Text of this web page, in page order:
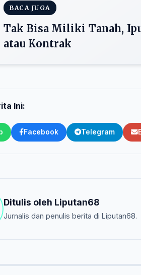
BACA JUGA
Tak Bisa Miliki Tanah,
atau Kontrak
Ini:
Facebook Telegram
Ditulis oleh Liputan68
Jurnalis dan penulis berita di Liputan68.